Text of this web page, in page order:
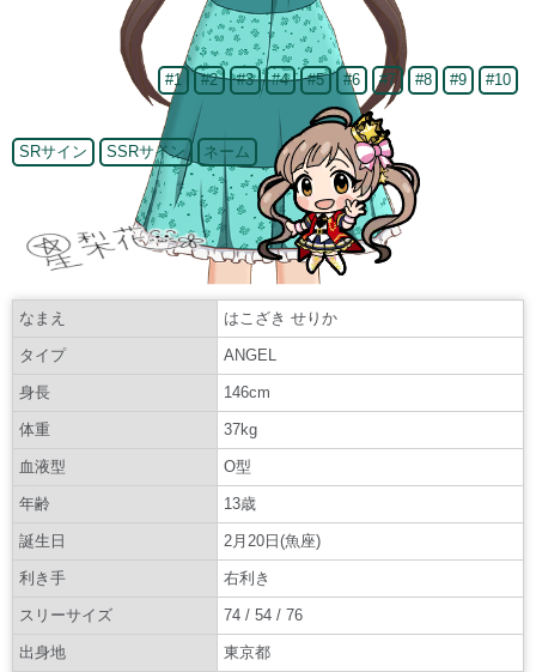
#1 #2 #3 #4 #5 #6 #7 #8 #9 #10
SRサイン SSRサイン ネーム
なまえ はこざき せりか
タイプ ANGEL
身長 146cm
体重 37kg
血液型 O型
年齢 13歳
誕生日 2月20日(魚座)
利き手 右利き
スリーサイズ 74 / 54 / 76
出身地 東京都